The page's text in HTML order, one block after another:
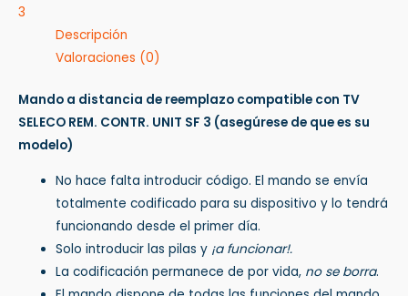
3
Descripción
Valoraciones (0)
Mando a distancia de reemplazo compatible con TV
SELECO REM. CONTR. UNIT SF 3 (asegúrese de que es su
modelo)
No hace falta introducir código. El mando se envía
totalmente codificado para su dispositivo y lo tendrá
funcionando desde el primer día.
Solo introducir las pilas y ¡a funcionar!.
La codificación permanece de por vida, no se borra.